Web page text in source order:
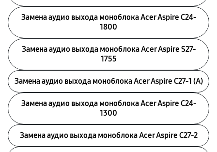
Замена аудио выхода моноблока Acer Aspire C24-
1800
Замена аудио выхода моноблока Acer Aspire S27-
1755
Замена аудио выхода моноблока Acer Aspire C27-1 (A)
Замена аудио выхода моноблока Acer Aspire C24-
1300
Замена аудио выхода моноблока Acer Aspire C27-2